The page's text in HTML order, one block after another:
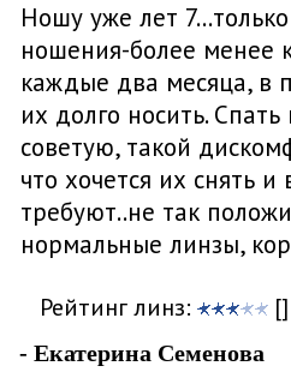
Ношу уже лет
ношения-более менее
каждые два месяца, в
их долго носить.
советую, такой
что хочется их снять
требуют..не так
нормальные линзы,
Рейтинг линз: []
- Екатерина Семенова